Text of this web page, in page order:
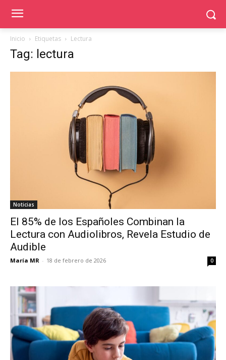
Inicio Etiquetas Lectura
Tag: lectura
Noticias
El 85% de los Españoles Combinan la
Lectura con Audiolibros, Revela Estudio de
Audible
María MR - 18 de febrero de 2026 0